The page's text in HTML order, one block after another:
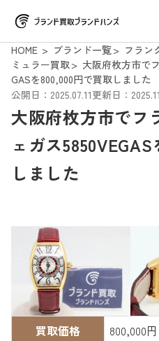
HOME ブランド一覧 フラン
ミュラー買取
大阪府枚方市で
GASを800,000円で買取しました
公開日：2025.07.11更新日：
大阪府枚方市でフ
ェガス
しました
買取価格
800,000円